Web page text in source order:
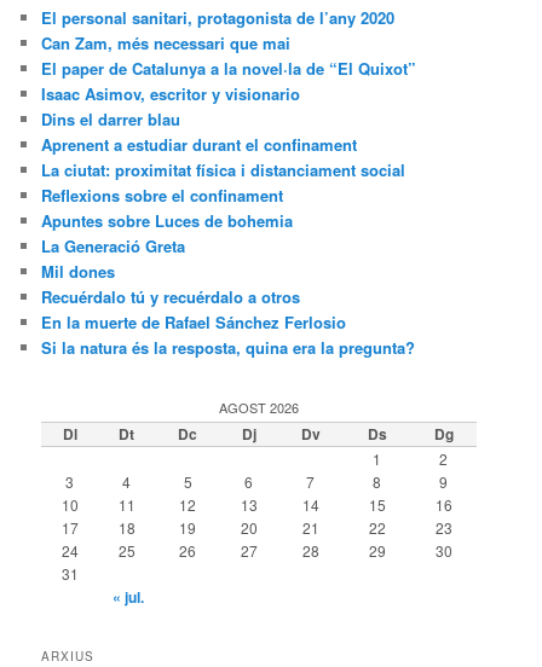
El personal sanitari, protagonista de l’any 2020
Can Zam, més necessari que mai
El paper de Catalunya a la novel·la de “El Quixot”
Isaac Asimov, escritor y visionario
Dins el darrer blau
Aprenent a estudiar durant el confinament
La ciutat: proximitat física i distanciament social
Reflexions sobre el confinament
Apuntes sobre Luces de bohemia
La Generació Greta
Mil dones
Recuérdalo tú y recuérdalo a otros
En la muerte de Rafael Sánchez Ferlosio
Si la natura és la resposta, quina era la pregunta?
AGOST 2026
Dl Dt Dc Dj Dv Ds Dg
1
2
3
4 5 6 7 8
9
10
11 12 13 14 15
16
17
18 19 20 21 22
23
24
25 26 27 28 29
30
31
« jul.
ARXIUS